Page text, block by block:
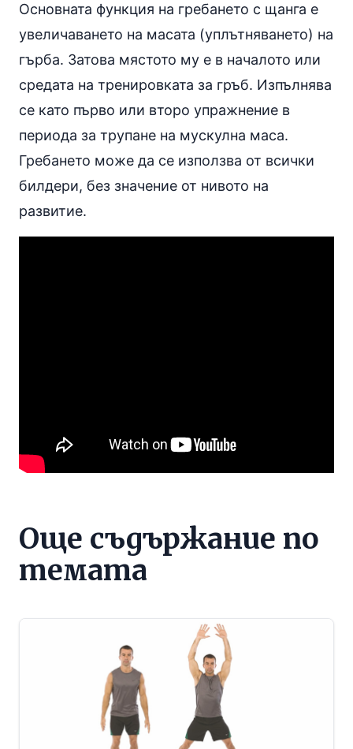
Основната функция на гребането с щанга е
увеличаването на масата (уплътняването) на
гърба. Затова мястото му е в началото или
средата на тренировката за гръб. Изпълнява
се като първо или второ упражнение в
периода за трупане на мускулна маса.
Гребането може да се използва от всички
билдери, без значение от нивото на
развитие.
Още съдържание по
темата